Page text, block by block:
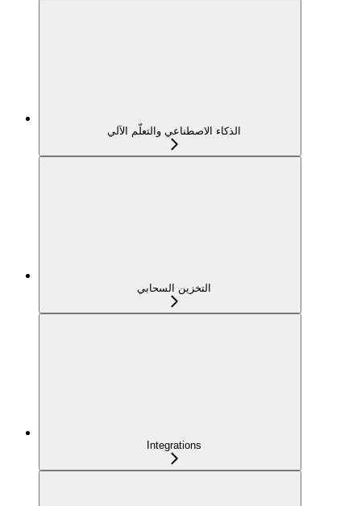
الذكاء الاصطناعي والتعلّم الآلي
التخزين السحابي
Integrations